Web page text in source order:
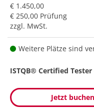
€ 1.450,00
€ 250,00 Prüfung
zzgl. MwSt.
Weitere Plätze sind
ISTQB® Certified Tester
Jetzt buchen